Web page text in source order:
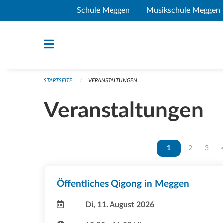
Navigation überspringen
Schule Meggen (External Link)
Musikschule Meggen
STARTSEITE VERANSTALTUNGEN
Veranstaltungen
Vous êtes sur la
1 Vous êtes
2 Vous
3
Öffentliches Qigong in Meggen
Di, 11. August 2026